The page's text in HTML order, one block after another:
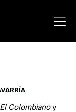
El Colombianoy